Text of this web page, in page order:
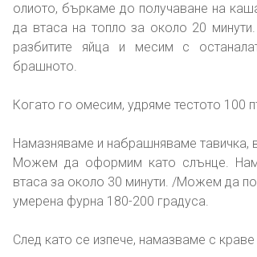
олиото, бъркаме до получаване на
да втаса на топло за около 20
разбитите яйца и месим с
брашното.
Когато го омесим, удряме тестото 100
Намазняваме и набрашняваме тавичка,
Можем да оформим като слънце.
втаса за около 30 минути. /Можем да
умерена фурна 180-200 градуса.
След като се изпече, намазваме с